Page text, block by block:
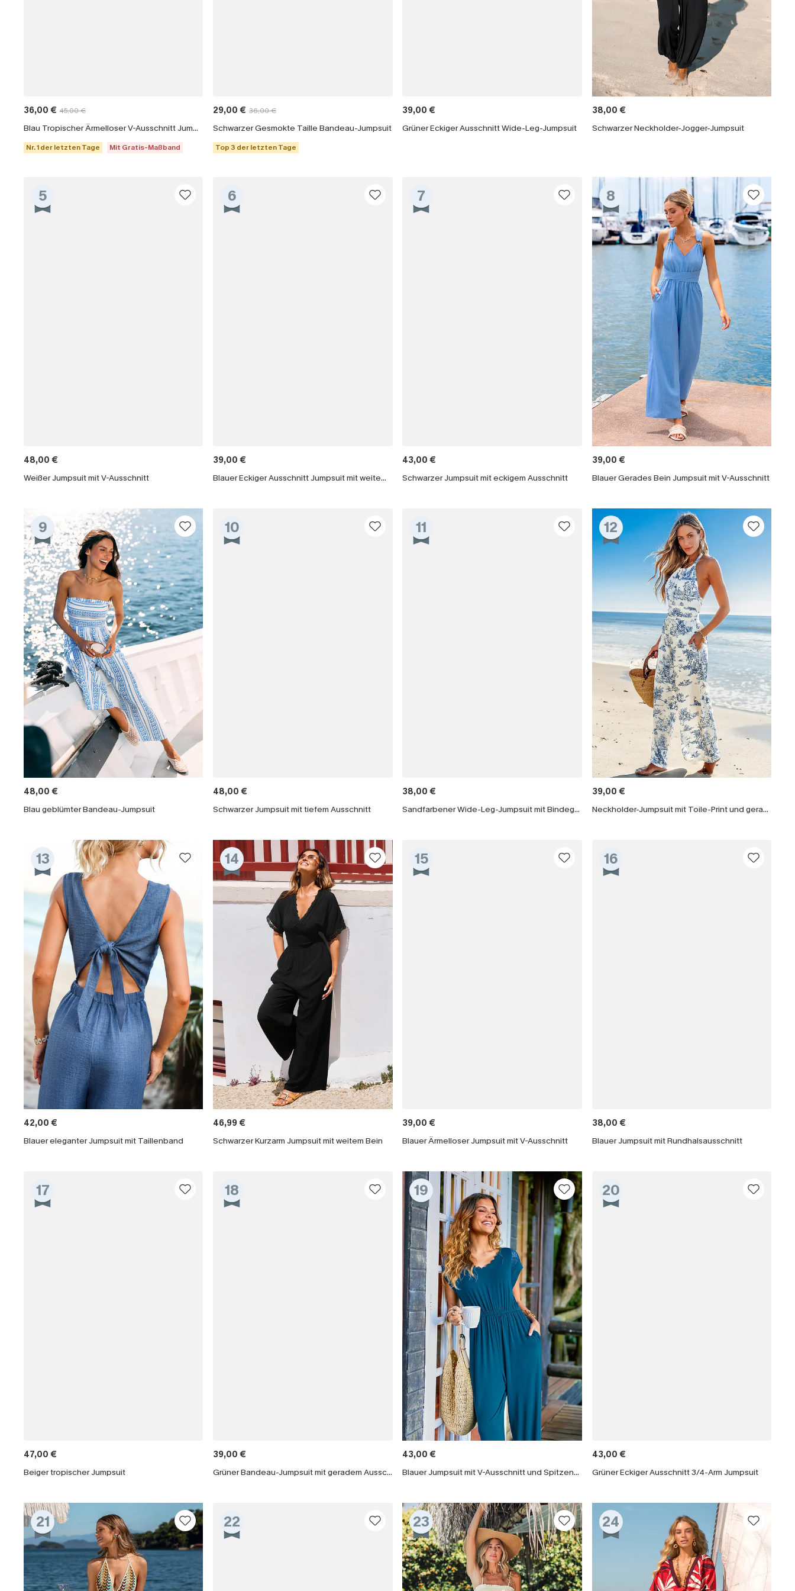
36,00 € 45,00 €
Blau Tropischer Ärmelloser V-Ausschnitt Jumpsuit
Nr. 1 der letzten Tage Mit Gratis-Maßband
29,00 € 36,00 €
Schwarzer Gesmokte Taille Bandeau-Jumpsuit
Top 3 der letzten Tage
39,00 €
Grüner Eckiger Ausschnitt Wide-Leg-Jumpsuit
38,00 €
Schwarzer Neckholder-Jogger-Jumpsuit
5
48,00 €
Weißer Jumpsuit mit V-Ausschnitt
6
39,00 €
Blauer Eckiger Ausschnitt Jumpsuit mit weitem Bein
7
43,00 €
Schwarzer Jumpsuit mit eckigem Ausschnitt
8
39,00 €
Blauer Gerades Bein Jumpsuit mit V-Ausschnitt
9
48,00 €
Blau geblümter Bandeau-Jumpsuit
10
48,00 €
Schwarzer Jumpsuit mit tiefem Ausschnitt
11
38,00 €
Sandfarbener Wide-Leg-Jumpsuit mit Bindegürtel
12
39,00 €
Neckholder-Jumpsuit mit Toile-Print und geradem Bein
13
42,00 €
Blauer eleganter Jumpsuit mit Taillenband
14
46,99 €
Schwarzer Kurzarm Jumpsuit mit weitem Bein
15
39,00 €
Blauer Ärmelloser Jumpsuit mit V-Ausschnitt
16
38,00 €
Blauer Jumpsuit mit Rundhalsausschnitt
17
47,00 €
Beiger tropischer Jumpsuit
18
39,00 €
Grüner Bandeau-Jumpsuit mit geradem Ausschnitt
19
43,00 €
Blauer Jumpsuit mit V-Ausschnitt und Spitzenbesatz
20
43,00 €
Grüner Eckiger Ausschnitt 3/4-Arm Jumpsuit
21 22 23 24